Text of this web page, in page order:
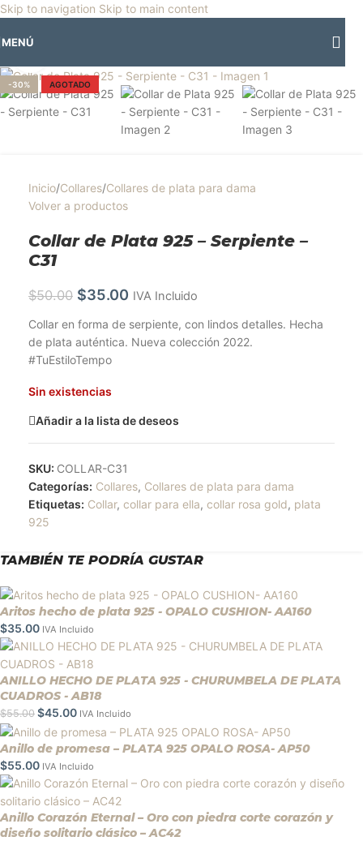
Skip to navigation Skip to main content
🎡Horario especial por vacaciones agostinas
MENÚ
-30% AGOTADO
Inicio/Collares/Collares de plata para dama
Volver a productos
Collar de Plata 925 – Serpiente –
C31
$50.00 $35.00 IVA Incluido
Collar en forma de serpiente, con lindos detalles. Hecha
de plata auténtica. Nueva colección 2022.
#TuEstiloTempo
Sin existencias
Añadir a la lista de deseos
SKU: COLLAR-C31
Categorías: Collares, Collares de plata para dama
Etiquetas: Collar, collar para ella, collar rosa gold, plata
925
TAMBIÉN TE PODRÍA GUSTAR
Aritos hecho de plata 925 - OPALO CUSHION- AA160
$35.00 IVA Incluido
ANILLO HECHO DE PLATA 925 - CHURUMBELA DE PLATA
CUADROS - AB18
$55.00 $45.00 IVA Incluido
Anillo de promesa – PLATA 925 OPALO ROSA- AP50
$55.00 IVA Incluido
Anillo Corazón Eternal – Oro con piedra corte corazón y
diseño solitario clásico – AC42